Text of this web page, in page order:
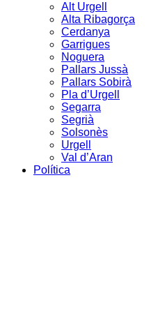
Alt Urgell
Alta Ribagorça
Cerdanya
Garrigues
Noguera
Pallars Jussà
Pallars Sobirà
Pla d’Urgell
Segarra
Segrià
Solsonès
Urgell
Val d’Aran
Política